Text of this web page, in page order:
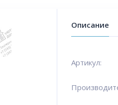
Описание
Артикул: